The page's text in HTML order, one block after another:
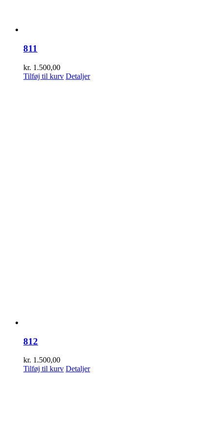
811
kr. 1.500,00
Tilføj til kurv Detaljer
812
kr. 1.500,00
Tilføj til kurv Detaljer